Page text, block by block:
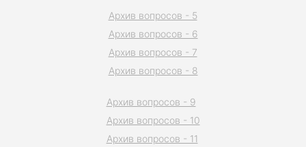
Архив вопросов - 5
Архив вопросов - 6
Архив вопросов - 7
Архив вопросов - 8
Архив вопросов - 9
Архив вопросов - 10
Архив вопросов - 11